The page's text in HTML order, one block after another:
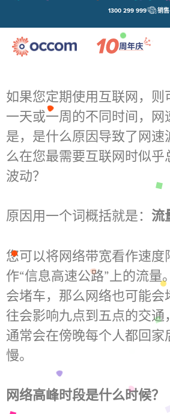
销
1300 299 999
如果您定期使用互联网，则
一天或一周的不同时间，网
是，是什么原因导致了网速
么在您最需要互联网时似乎
波动？
原因用一个词概括就是： 流
您可以将网络带宽看作速度
作“信息高速公路”上的流量
会堵车，那么网络也可能会
往会影响九点到五点的交通
通常会在傍晚每个人都回家
慢。
网络高峰时段是什么时候？